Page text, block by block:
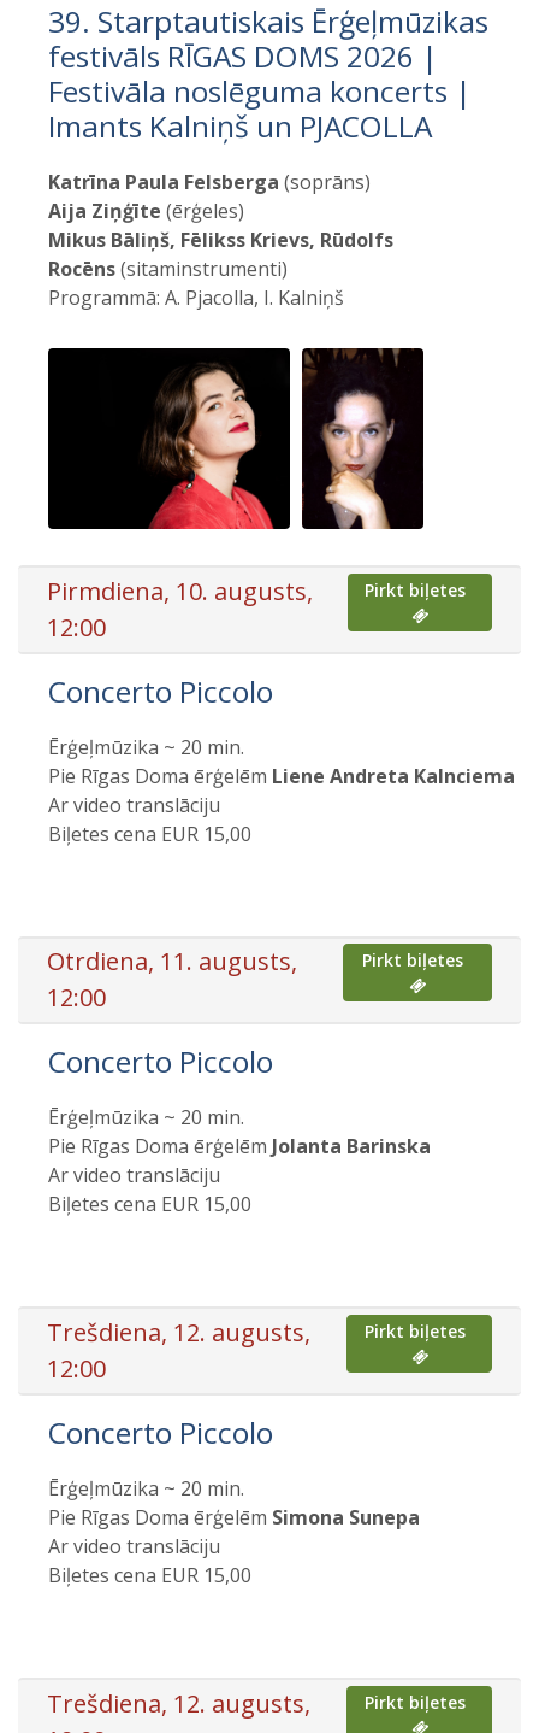
39. Starptautiskais Ērģeļmūzikas
festivāls RĪGAS DOMS 2026 |
Festivāla noslēguma koncerts |
Imants Kalniņš un PJACOLLA
Katrīna Paula Felsberga (soprāns)
Aija Ziņģīte (ērģeles)
Mikus Bāliņš, Fēlikss Krievs, Rūdolfs
Rocēns(sitaminstrumenti)
Programmā: A. Pjacolla, I. Kalniņš
Pirmdiena, 10. augusts,
12:00
Pirkt biļetes
Concerto Piccolo
Ērģeļmūzika ~ 20 min.
Pie Rīgas Doma ērģelēm Liene Andreta Kalnciema
Ar video translāciju
Biļetes cena EUR 15,00
Otrdiena, 11. augusts,
12:00
Pirkt biļetes
Concerto Piccolo
Ērģeļmūzika ~ 20 min.
Pie Rīgas Doma ērģelēm Jolanta Barinska
Ar video translāciju
Biļetes cena EUR 15,00
Trešdiena, 12. augusts,
12:00
Pirkt biļetes
Concerto Piccolo
Ērģeļmūzika ~ 20 min.
Pie Rīgas Doma ērģelēm Simona Sunepa
Ar video translāciju
Biļetes cena EUR 15,00
Trešdiena, 12. augusts,
Pirkt biļetes